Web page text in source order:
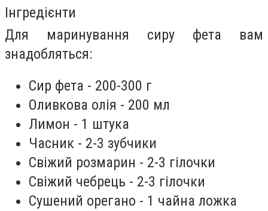
Інгредієнти
Для маринування сиру фета вам
знадобляться:
Сир фета - 200-300 г
Оливкова олія - 200 мл
Лимон - 1 штука
Часник - 2-3 зубчики
Свіжий розмарин - 2-3 гілочки
Свіжий чебрець - 2-3 гілочки
Сушений орегано - 1 чайна ложка